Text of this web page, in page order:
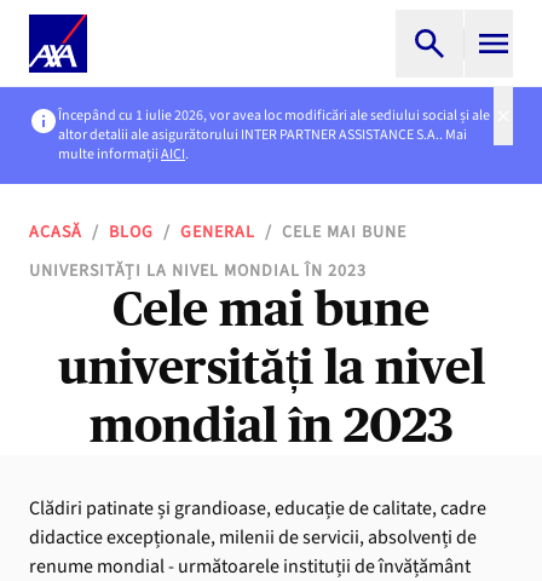
Începând cu 1 iulie 2026, vor avea loc modificări ale sediului social și ale
altor detalii ale asigurătorului INTER PARTNER ASSISTANCE S.A.. Mai
multe informațiiAICI.
ACASĂ / BLOG / GENERAL / CELE MAI BUNE
UNIVERSITĂȚI LA NIVEL MONDIAL ÎN 2023
Cele mai bune
universități la nivel
mondial în 2023
Clădiri patinate și grandioase, educație de calitate, cadre
didactice excepționale, milenii de servicii, absolvenți de
renume mondial - următoarele instituții de învățământ